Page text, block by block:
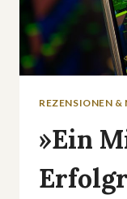
REZENSIONEN &
»Ein